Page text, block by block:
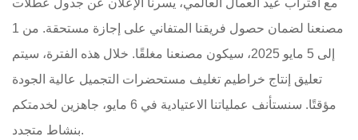
مع اقتراب عيد العمال العالمي، يسرنا الإعلان عن جدول عطلات
مصنعنا لضمان حصول فريقنا المتفاني على إجازة مستحقة. من 1
إلى 5 مايو 2025، سيكون مصنعنا مغلقًا. خلال هذه الفترة، سيتم
تعليق إنتاج خراطيم تغليف مستحضرات التجميل عالية الجودة
مؤقتًا. سنستأنف عملياتنا الاعتيادية في 6 مايو، جاهزين لخدمتكم
بنشاط متجدد.